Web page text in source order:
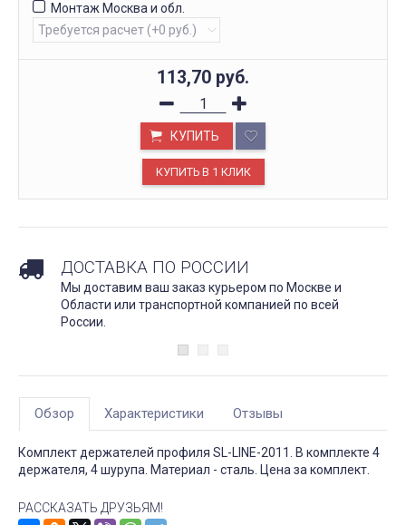
Монтаж Москва и обл.
113,70 руб.
КУПИТЬ
ДОСТАВКА ПО РОССИИ
Мы доставим ваш заказ курьером по Москве и
Области или транспортной компанией по всей
России.
Обзор Характеристики Отзывы
Комплект держателей профиля SL-LINE-2011. В комплекте 4
держателя, 4 шурупа. Материал - сталь. Цена за комплект.
РАССКАЗАТЬ ДРУЗЬЯМ!